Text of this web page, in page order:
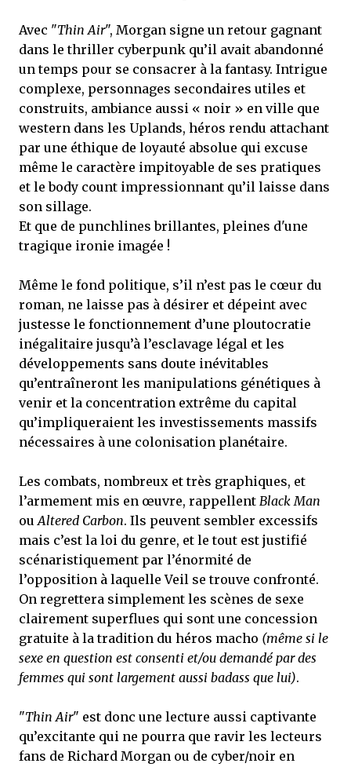
Avec "Thin Air", Morgan signe un retour gagnant
dans le thriller cyberpunk qu’il avait abandonné
un temps pour se consacrer à la fantasy. Intrigue
complexe, personnages secondaires utiles et
construits, ambiance aussi « noir » en ville que
western dans les Uplands, héros rendu attachant
par une éthique de loyauté absolue qui excuse
même le caractère impitoyable de ses pratiques
et le body count impressionnant qu’il laisse dans
son sillage.
Et que de punchlines brillantes, pleines d'une
tragique ironie imagée !
Même le fond politique, s’il n’est pas le cœur du
roman, ne laisse pas à désirer et dépeint avec
justesse le fonctionnement d’une ploutocratie
inégalitaire jusqu’à l’esclavage légal et les
développements sans doute inévitables
qu’entraîneront les manipulations génétiques à
venir et la concentration extrême du capital
qu’impliqueraient les investissements massifs
nécessaires à une colonisation planétaire.
Les combats, nombreux et très graphiques, et
l’armement mis en œuvre, rappellent Black Man
ouAltered Carbon. Ils peuvent sembler excessifs
mais c’est la loi du genre, et le tout est justifié
scénaristiquement par l’énormité de
l’opposition à laquelle Veil se trouve confronté.
On regrettera simplement les scènes de sexe
clairement superflues qui sont une concession
gratuite à la tradition du héros macho (même si le
sexe en question est consenti et/ou demandé par des
femmes qui sont largement aussi badass que lui).
"Thin Air" est donc une lecture aussi captivante
qu’excitante qui ne pourra que ravir les lecteurs
fans de Richard Morgan ou de cyber/noir en